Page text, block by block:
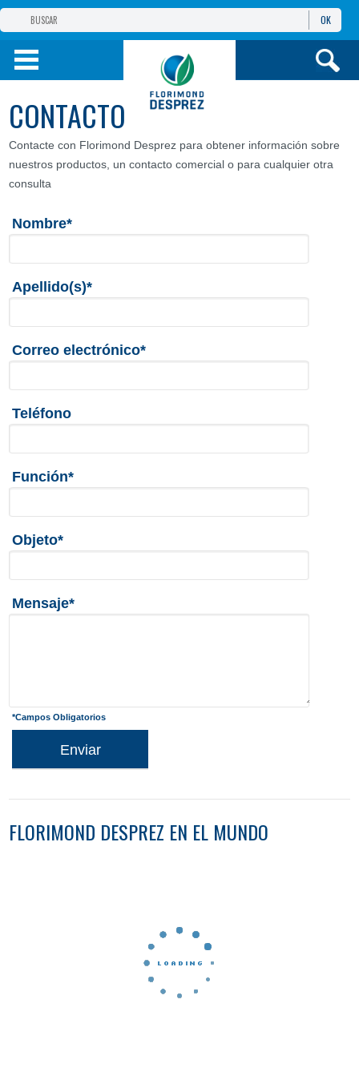
GRUPO
PRODUCTOS
INFORMACIÓNY SERVICIOS
OK
CONTACTO
Contacte con Florimond Desprez para obtener información sobre
nuestros productos, un contacto comercial o para cualquier otra
consulta
Nombre*
Apellido(s)*
Correo electrónico*
Teléfono
Función*
Objeto*
Mensaje*
*Campos Obligatorios
Enviar
FLORIMOND DESPREZ EN EL MUNDO